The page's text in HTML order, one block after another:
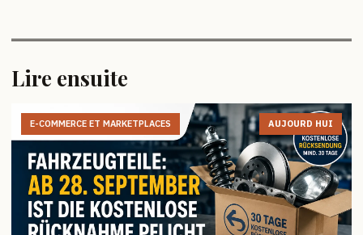
Lire ensuite
E-COMMERCE ET MARKETPLACES AUJOURD HUI